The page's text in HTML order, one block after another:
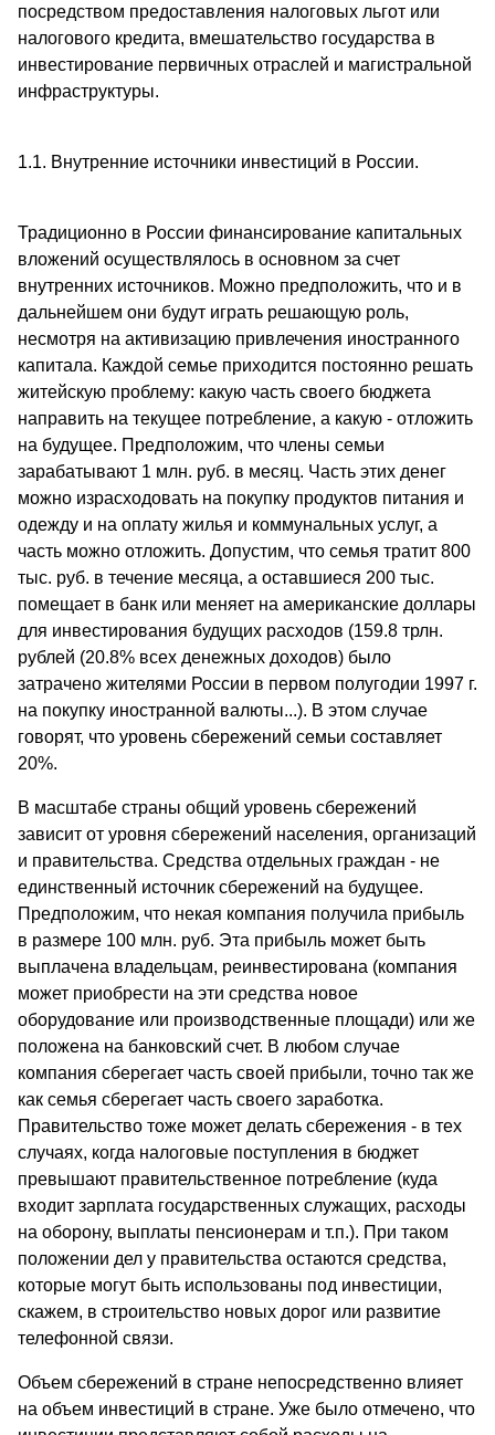
посредством предоставления налоговых льгот или
налогового кредита, вмешательство государства в
инвестирование первичных отраслей и магистральной
инфраструктуры.
1.1. Внутренние источники инвестиций в России.
Традиционно в России финансирование капитальных
вложений осуществлялось в основном за счет
внутренних источников. Можно предположить, что и в
дальнейшем они будут играть решающую роль,
несмотря на активизацию привлечения иностранного
капитала. Каждой семье приходится постоянно решать
житейскую проблему: какую часть своего бюджета
направить на текущее потребление, а какую - отложить
на будущее. Предположим, что члены семьи
зарабатывают 1 млн. руб. в месяц. Часть этих денег
можно израсходовать на покупку продуктов питания и
одежду и на оплату жилья и коммунальных услуг, а
часть можно отложить. Допустим, что семья тратит 800
тыс. руб. в течение месяца, а оставшиеся 200 тыс.
помещает в банк или меняет на американские доллары
для инвестирования будущих расходов (159.8 трлн.
рублей (20.8% всех денежных доходов) было
затрачено жителями России в первом полугодии 1997 г.
на покупку иностранной валюты...). В этом случае
говорят, что уровень сбережений семьи составляет
20%.
В масштабе страны общий уровень сбережений
зависит от уровня сбережений населения, организаций
и правительства. Средства отдельных граждан - не
единственный источник сбережений на будущее.
Предположим, что некая компания получила прибыль
в размере 100 млн. руб. Эта прибыль может быть
выплачена владельцам, реинвестирована (компания
может приобрести на эти средства новое
оборудование или производственные площади) или же
положена на банковский счет. В любом случае
компания сберегает часть своей прибыли, точно так же
как семья сберегает часть своего заработка.
Правительство тоже может делать сбережения - в тех
случаях, когда налоговые поступления в бюджет
превышают правительственное потребление (куда
входит зарплата государственных служащих, расходы
на оборону, выплаты пенсионерам и т.п.). При таком
положении дел у правительства остаются средства,
которые могут быть использованы под инвестиции,
скажем, в строительство новых дорог или развитие
телефонной связи.
Объем сбережений в стране непосредственно влияет
на объем инвестиций в стране. Уже было отмечено, что